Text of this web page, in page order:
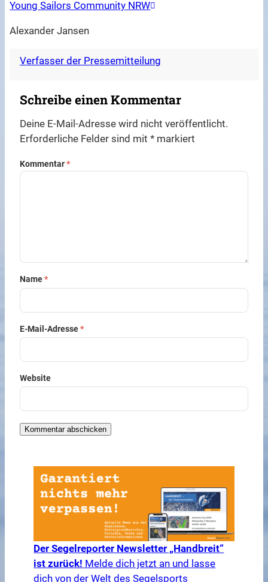
Young Sailors Community NRW
Alexander Jansen
Verfasser der Pressemitteilung
Schreibe einen Kommentar
Deine E-Mail-Adresse wird nicht veröffentlicht.
Erforderliche Felder sind mit* markiert
Kommentar*
Name*
E-Mail-Adresse*
Website
Der Segelreporter Newsletter „Handbreit“
ist zurück! Melde dich jetzt an und lasse
dich von der Welt des Segelsports